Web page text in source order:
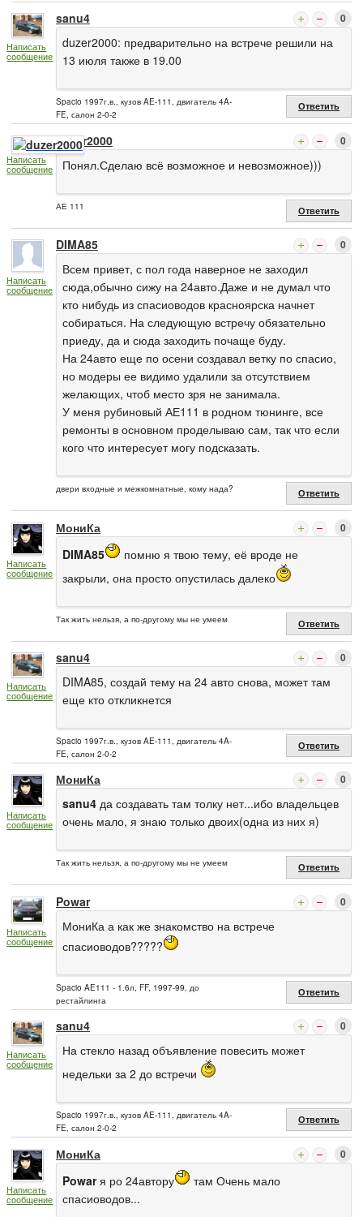
Написать
сообщение
sanu4 0
duzer2000: предварительно на встрече решили на
13 июля также в 19.00
Spacio 1997г.в., кузов AE-111, двигатель 4A-
FE, салон 2-0-2
Ответить
Написать
сообщение
duzer2000 0
Понял.Сделаю всё возможное и невозможное)))
АЕ 111 Ответить
Написать
сообщение
DIMA85 0
Всем привет, с пол года наверное не заходил
сюда,обычно сижу на 24авто.Даже и не думал что
кто нибудь из спасиоводов красноярска начнет
собираться. На следующую встречу обязательно
приеду, да и сюда заходить почаще буду.
На 24авто еще по осени создавал ветку по спасио,
но модеры ее видимо удалили за отсутствием
желающих, чтоб место зря не занимала.
У меня рубиновый АЕ111 в родном тюнинге, все
ремонты в основном проделываю сам, так что если
кого что интересует могу подсказать.
двери входные и межкомнатные, кому нада? Ответить
Написать
сообщение
МониКа 0
DIMA85
помню я твою тему, её вроде не
закрыли, она просто опустилась далеко
Так жить нельзя, а по-другому мы не умеем Ответить
Написать
сообщение
sanu4 0
DIMA85, создай тему на 24 авто снова, может там
еще кто откликнется
Spacio 1997г.в., кузов AE-111, двигатель 4A-
FE, салон 2-0-2
Ответить
Написать
сообщение
МониКа 0
sanu4 да создавать там толку нет...ибо владельцев
очень мало, я знаю только двоих(одна из них я)
Так жить нельзя, а по-другому мы не умеем Ответить
Написать
сообщение
Powar 0
МониКа а как же знакомство на встрече
спасиоводов?????
Spacio AE111 - 1.6л, FF, 1997-99, до
рестайлинга
Ответить
Написать
сообщение
sanu4 0
На стекло назад объявление повесить может
недельки за 2 до встречи
Spacio 1997г.в., кузов AE-111, двигатель 4A-
FE, салон 2-0-2
Ответить
Написать
сообщение
МониКа 0
Powarя ро 24автору
там Очень мало
спасиоводов...